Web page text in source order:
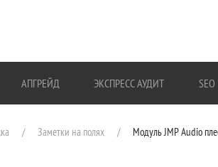
АПГРЕЙД ЭКСПРЕСС АУДИТ SEO
Заметки на полях Модуль JMP Audio